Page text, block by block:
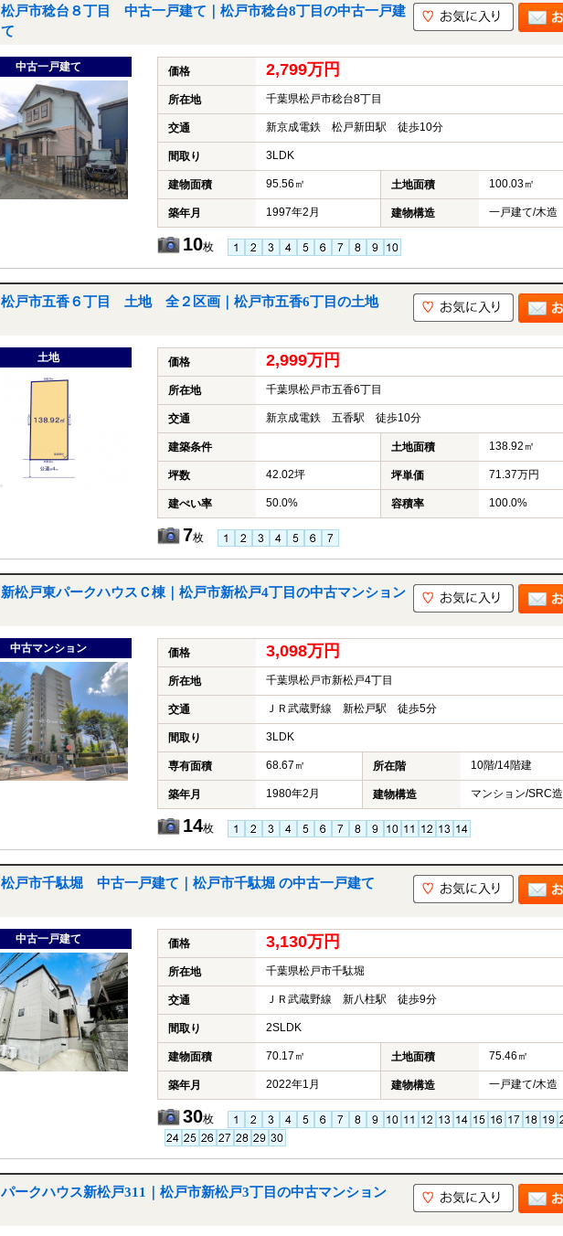
松戸市稔台８丁目 中古一戸建て｜松戸市稔台8丁目の中古一戸建
て
中古一戸建て 価格 2,799万円
所在地 千葉県松戸市稔台8丁目
交通 新京成電鉄 松戸新田駅 徒歩10分
間取り 3LDK
建物面積 95.56㎡ 土地面積 100.03㎡
築年月 1997年2月 建物構造 一戸建て/木造
10枚
松戸市五香６丁目 土地 全２区画｜松戸市五香6丁目の土地
土地 価格 2,999万円
所在地 千葉県松戸市五香6丁目
交通 新京成電鉄 五香駅 徒歩10分
建築条件 土地面積 138.92㎡
坪数 42.02坪 坪単価 71.37万円
建ぺい率 50.0% 容積率 100.0%
7枚
新松戸東パークハウスＣ棟｜松戸市新松戸4丁目の中古マンション
中古マンション 価格 3,098万円
所在地 千葉県松戸市新松戸4丁目
交通 ＪＲ武蔵野線 新松戸駅 徒歩5分
間取り 3LDK
専有面積 68.67㎡ 所在階 10階/14階建
築年月 1980年2月 建物構造 マンション/SRC造
14枚
松戸市千駄堀 中古一戸建て｜松戸市千駄堀 の中古一戸建て
中古一戸建て 価格 3,130万円
所在地 千葉県松戸市千駄堀
交通 ＪＲ武蔵野線 新八柱駅 徒歩9分
間取り 2SLDK
建物面積 70.17㎡ 土地面積 75.46㎡
築年月 2022年1月 建物構造 一戸建て/木造
30枚
パークハウス新松戸311｜松戸市新松戸3丁目の中古マンション